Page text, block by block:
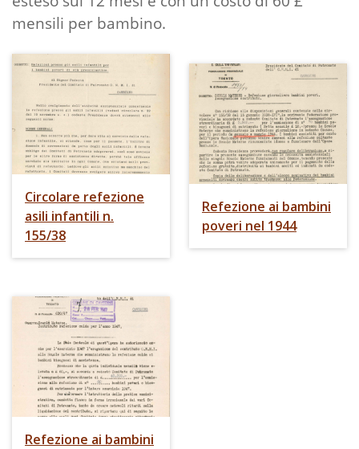
mensili per bambino.
Circolare refezione
asili infantili n.
155/38
Refezione ai bambini
poveri nel 1944
Refezione ai bambini